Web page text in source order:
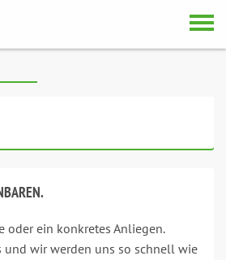
oder ein konkretes Anliegen.
und wir werden uns so schnell wie